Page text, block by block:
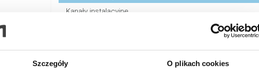
Szczegóły O plikach cookies
Kanały instalacyjne